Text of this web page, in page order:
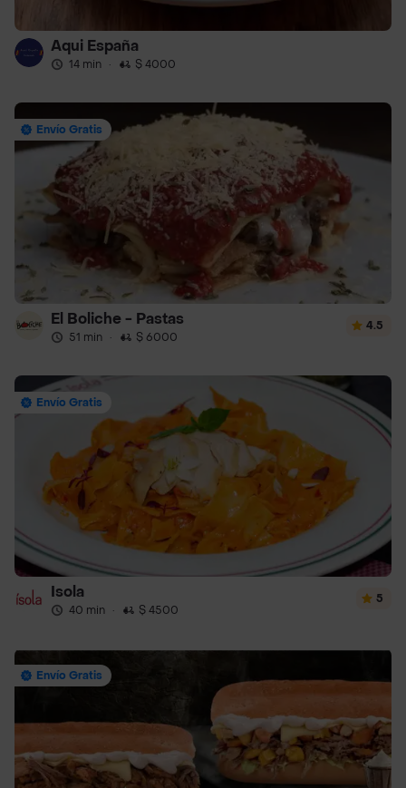
Aqui España
14 min · $ 4000
Envío Gratis
El Boliche - Pastas
51 min · $ 6000
4.5
Envío Gratis
Isola
40 min · $ 4500
5
Envío Gratis